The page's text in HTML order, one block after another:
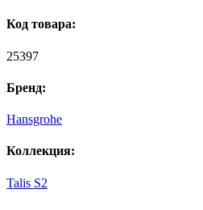
Код товара:
25397
Бренд:
Hansgrohe
Коллекция:
Talis S2